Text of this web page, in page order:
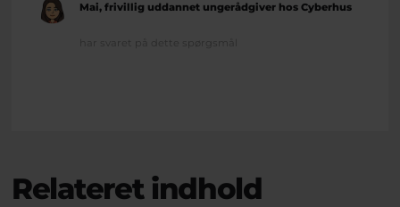
Mai, frivillig uddannet ungerådgiver hos Cyberhus
har svaret på dette spørgsmål
Relateret indhold